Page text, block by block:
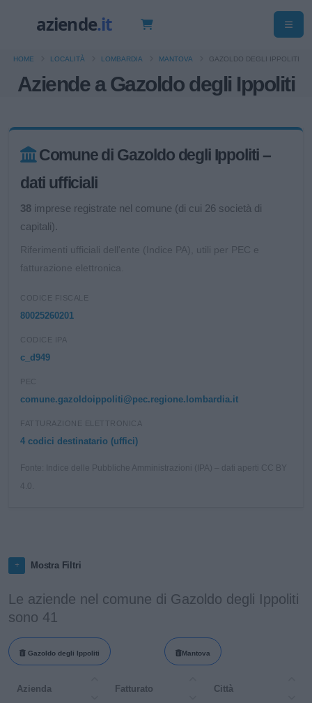
Aziende a Gazoldo degli Ippoliti
HOME LOCALITÀ LOMBARDIA MANTOVA GAZOLDO DEGLI IPPOLITI
Comune di Gazoldo degli Ippoliti –
dati ufficiali
38 imprese registrate nel comune (di cui 26 società di
capitali).
Riferimenti ufficiali dell'ente (Indice PA), utili per PEC e
fatturazione elettronica.
CODICE FISCALE
80025260201
CODICE IPA
c_d949
PEC
comune.gazoldoippoliti@pec.regione.lombardia.it
FATTURAZIONE ELETTRONICA
4 codici destinatario (uffici)
Fonte: Indice delle Pubbliche Amministrazioni (IPA) – dati aperti CC BY
Mostra Filtri
Le aziende nel comune di Gazoldo degli Ippoliti
sono 41
Gazoldo degli Ippoliti Mantova
Azienda Fatturato Città